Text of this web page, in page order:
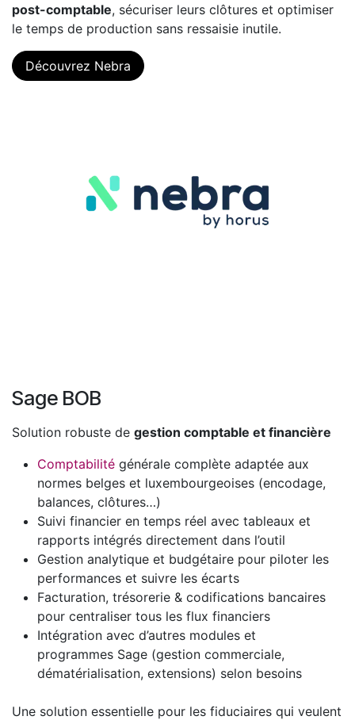
post-comptable, sécuriser leurs clôtures et optimiser
le temps de production sans ressaisie inutile.
Découvrez Nebra
Sage BOB
Solution robuste de gestion comptable et financière
Comptabilité générale complète adaptée aux
normes belges et luxembourgeoises (encodage,
balances, clôtures…)
Suivi financier en temps réel avec tableaux et
rapports intégrés directement dans l’outil
Gestion analytique et budgétaire pour piloter les
performances et suivre les écarts
Facturation, trésorerie & codifications bancaires
pour centraliser tous les flux financiers
Intégration avec d’autres modules et
programmes Sage (gestion commerciale,
dématérialisation, extensions) selon besoins
Une solution essentielle pour les fiduciaires qui veulent